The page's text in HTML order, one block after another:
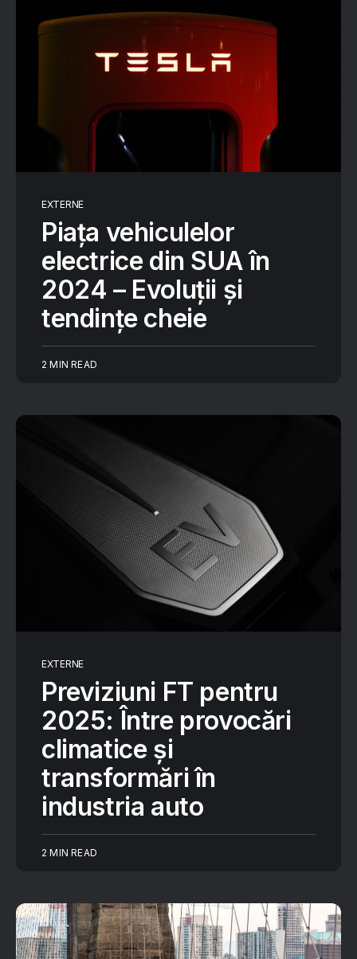
EXTERNE
Piața vehiculelor
electrice din SUA în
2024 – Evoluții și
tendințe cheie
2 MIN READ
EXTERNE
Previziuni FT pentru
2025: Între provocări
climatice și
transformări în
industria auto
2 MIN READ